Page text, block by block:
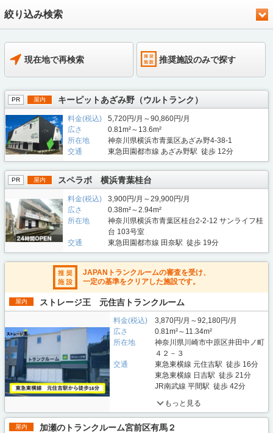
絞り込み検索
現在地で再検索 推奨施設のみで探す
PR 屋内 キーピットあざみ野（ウルトランク）
料金(税込)
5,720円/月～90,860円/月
広さ
0.81m²～13.6m²
所在地
神奈川県横浜市青葉区あざみ野4-38-1
交通
東急田園都市線 あざみ野駅 徒歩 12分
PR 屋内 スペラボ 横浜青葉桂台
料金(税込)
3,900円/月～29,900円/月
広さ
0.38m²～2.94m²
所在地
神奈川県横浜市青葉区桂台2-2-12 サンライフ桂
台 103号室
交通
東急田園都市線 田奈駅 徒歩 19分
JAPANトランクルームの審査を受け、
一定の基準をクリアした施設です。
屋内 ストレージ王 元住吉トランクルーム
料金(税込)
3,870円/月～92,180円/月
広さ
0.81m²～11.34m²
所在地
神奈川県川崎市中原区井田中ノ町
４２－３
交通
東急東横線 元住吉駅 徒歩 16分
東急東横線 日吉駅 徒歩 21分
JR南武線 平間駅 徒歩 42分
もっと見る
屋内 加瀬のトランクルーム宮前区有馬２